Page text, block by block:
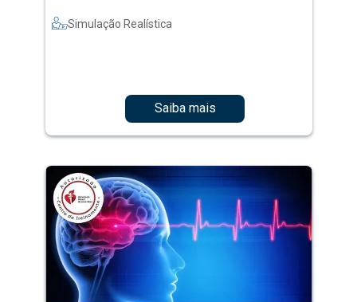
Simulação Realística
Saiba mais